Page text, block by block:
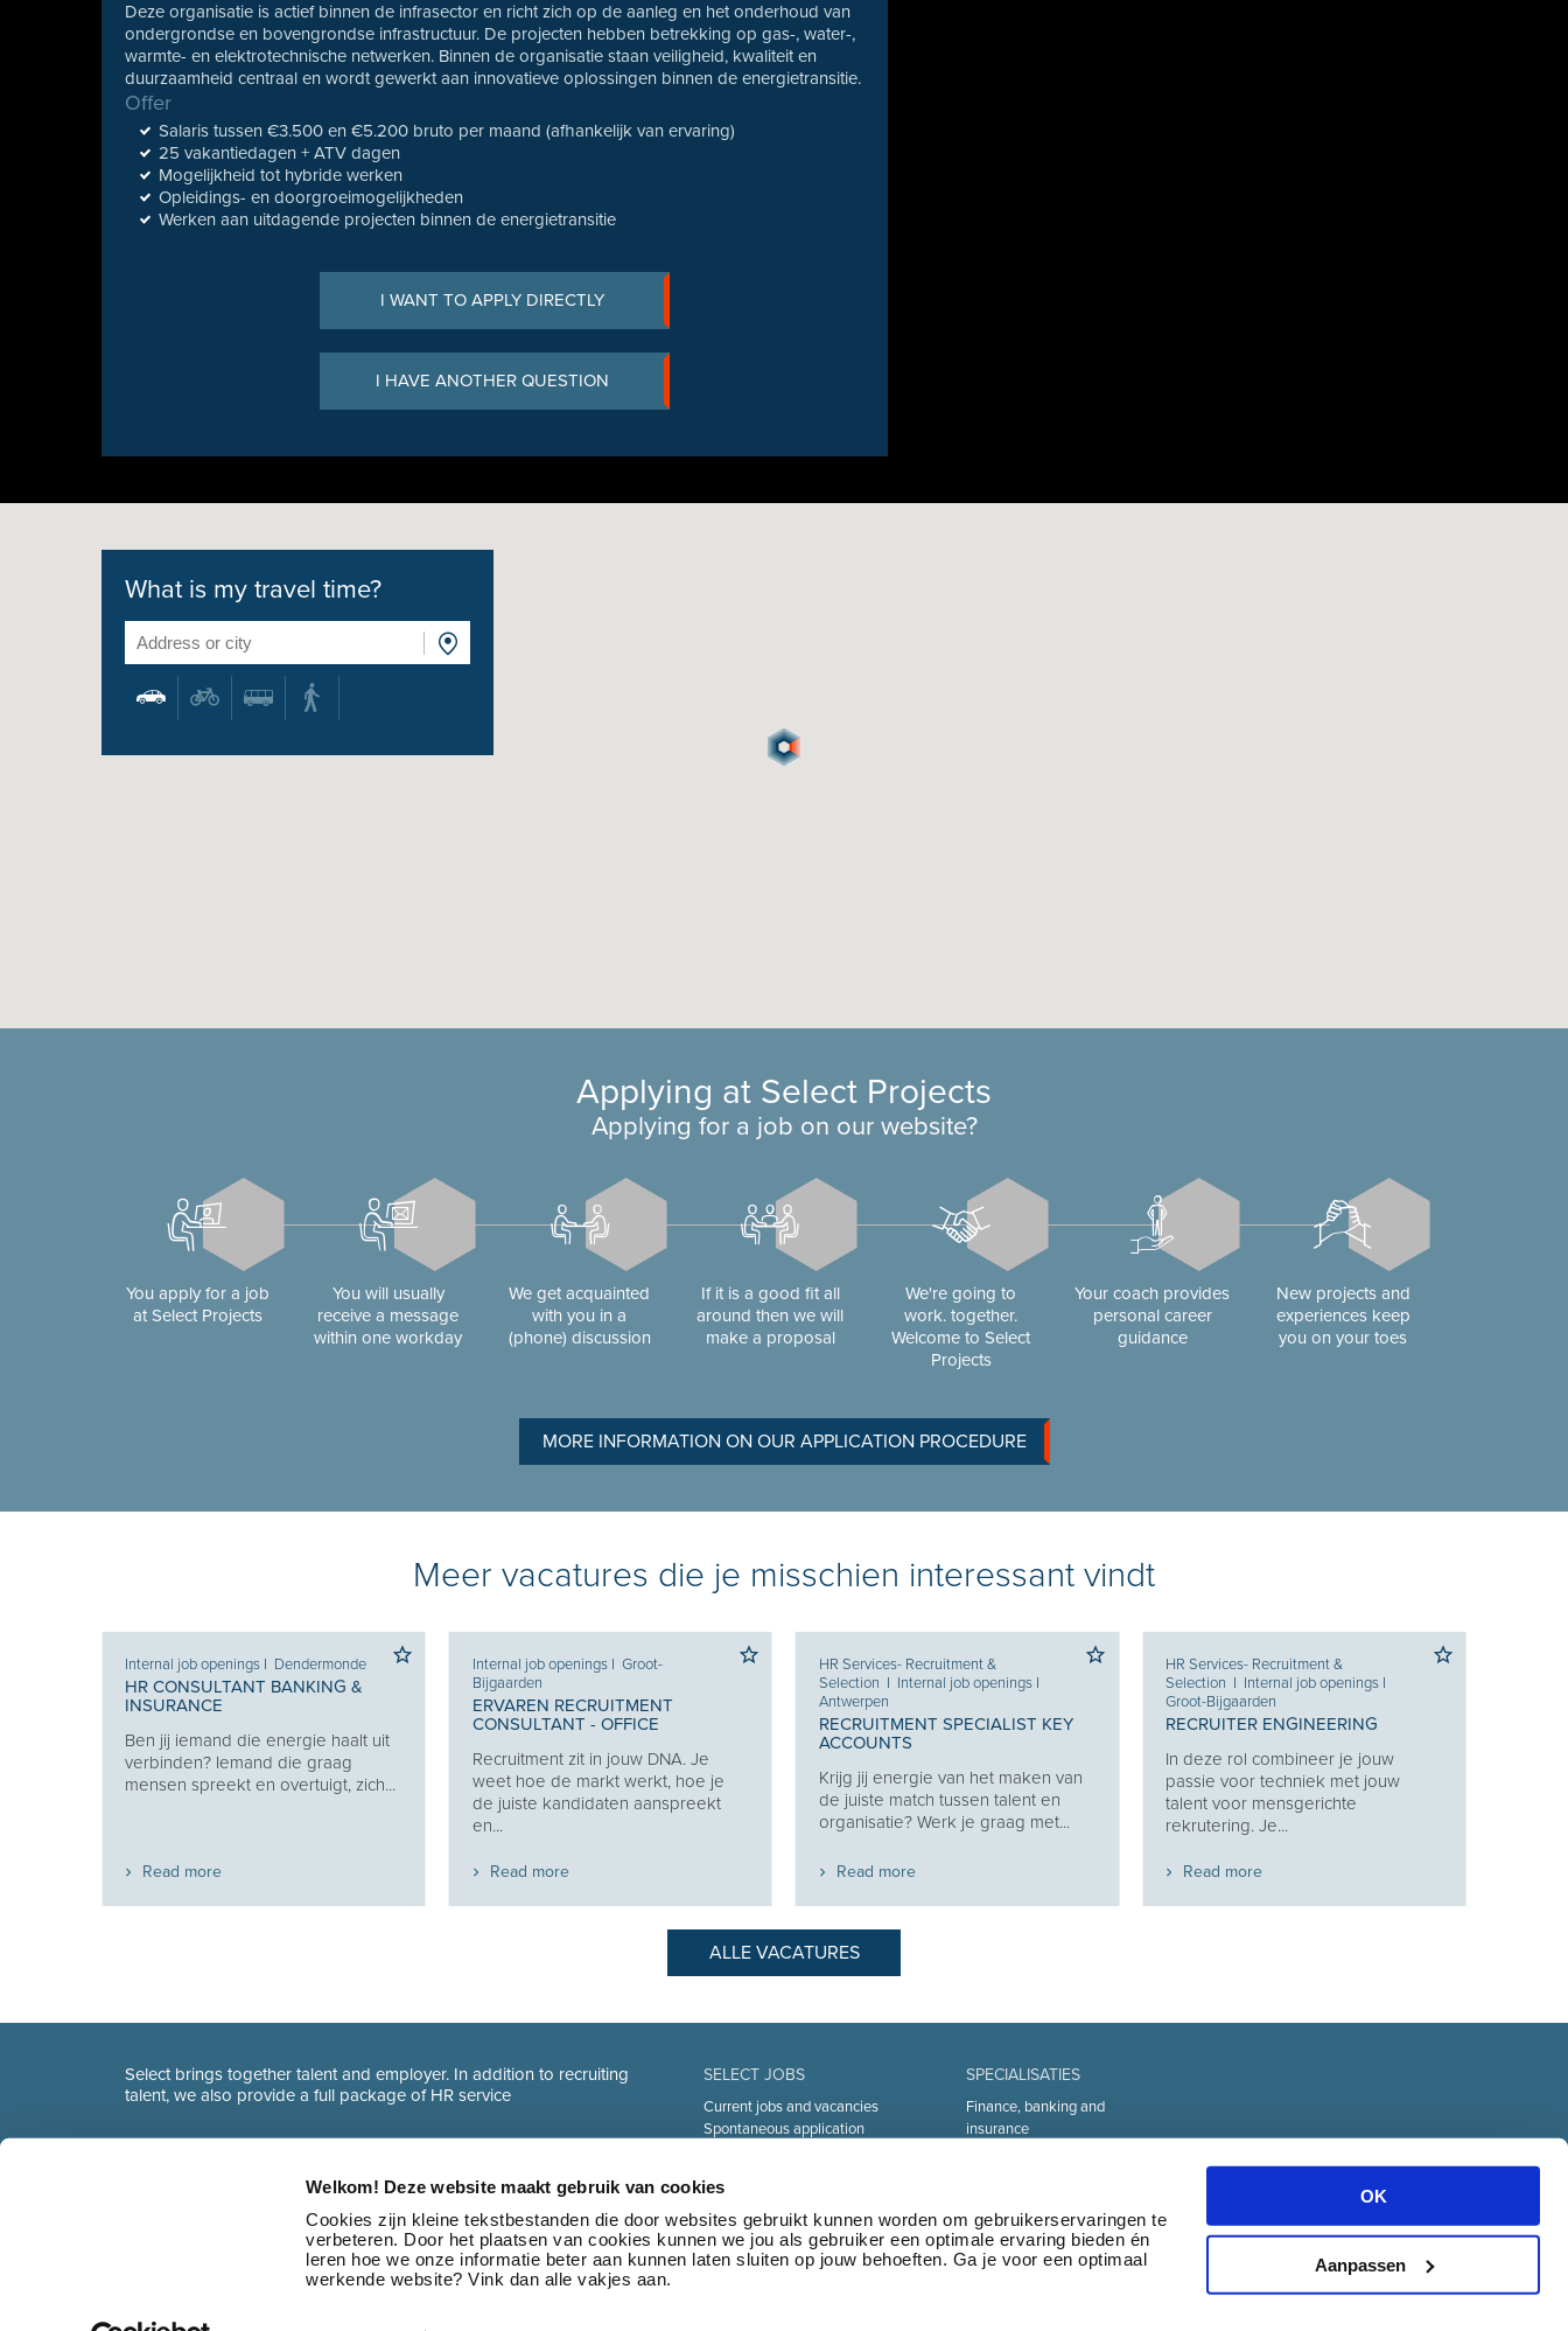
Welkom! Deze website maakt gebruik van cookies
Cookies zijn kleine tekstbestanden die door websites gebruikt kunnen worden om gebruikerservaringen te
verbeteren. Door het plaatsen van cookies kunnen we jou als gebruiker een optimale ervaring bieden én
leren hoe we onze informatie beter aan kunnen laten sluiten op jouw behoeften. Ga je voor een optimaal
werkende website? Vink dan alle vakjes aan.
OK
Aanpassen
Deze organisatie is actief binnen de infrasector en richt zich op de aanleg en het onderhoud van
ondergrondse en bovengrondse infrastructuur. De projecten hebben betrekking op gas-, water-,
warmte- en elektrotechnische netwerken. Binnen de organisatie staan veiligheid, kwaliteit en
duurzaamheid centraal en wordt gewerkt aan innovatieve oplossingen binnen de energietransitie.
Offer
Salaris tussen €3.500 en €5.200 bruto per maand (afhankelijk van ervaring)
25 vakantiedagen + ATV dagen
Mogelijkheid tot hybride werken
Opleidings- en doorgroeimogelijkheden
Werken aan uitdagende projecten binnen de energietransitie
I WANT TO APPLY DIRECTLY
I HAVE ANOTHER QUESTION
What is my travel time?
Applying at Select Projects
Applying for a job on our website?
You apply for a job
at Select Projects
You will usually
receive a message
within one workday
We get acquainted
with you in a
(phone) discussion
If it is a good fit all
around then we will
make a proposal
We're going to
work. together.
Welcome to Select
Projects
Your coach provides
personal career
guidance
New projects and
experiences keep
you on your toes
MORE INFORMATION ON OUR APPLICATION PROCEDURE
Meer vacatures die je misschien interessant vindt
Internal job openings I Dendermonde
HR CONSULTANT BANKING &
INSURANCE
Ben jij iemand die energie haalt uit
verbinden? Iemand die graag
mensen spreekt en overtuigt, zich...
Read more
Internal job openings I Groot-
Bijgaarden
ERVAREN RECRUITMENT
CONSULTANT - OFFICE
Recruitment zit in jouw DNA. Je
weet hoe de markt werkt, hoe je
de juiste kandidaten aanspreekt
en...
Read more
HR Services- Recruitment &
Selection I Internal job openings I
Antwerpen
RECRUITMENT SPECIALIST KEY
ACCOUNTS
Krijg jij energie van het maken van
de juiste match tussen talent en
organisatie? Werk je graag met...
Read more
HR Services- Recruitment &
Selection I Internal job openings I
Groot-Bijgaarden
RECRUITER ENGINEERING
In deze rol combineer je jouw
passie voor techniek met jouw
talent voor mensgerichte
rekrutering. Je...
Read more
ALLE VACATURES
Select brings together talent and employer. In addition to recruiting
talent, we also provide a full package of HR service
SELECT JOBS
Current jobs and vacancies
Spontaneous application
SPECIALISATIES
Finance, banking and
insurance
Medical
Logistics & transport
Marketing & communication